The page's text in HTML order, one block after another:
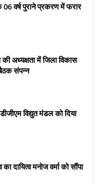
06 वर्ष पुराने प्रकरण में फरार
की अध्यक्षता में जिला विकास
संपन्न
विद्युत मंडल को दिया
दायित्व मनोज वर्मा को सौंपा